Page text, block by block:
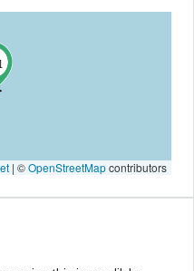
| ©OpenStreetMapcontributors